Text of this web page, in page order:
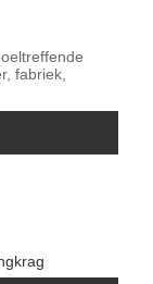
fabriek,